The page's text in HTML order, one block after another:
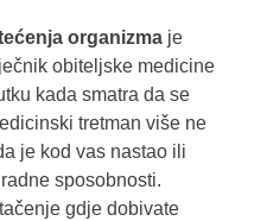
organizma je
obiteljske medicine
kada smatra da se
tretman više ne
je kod vas nastao ili
sposobnosti.
gdje dobivate